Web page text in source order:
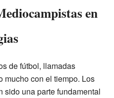
en
de fútbol, llamadas
mucho con el tiempo. Los
sido una parte fundamental